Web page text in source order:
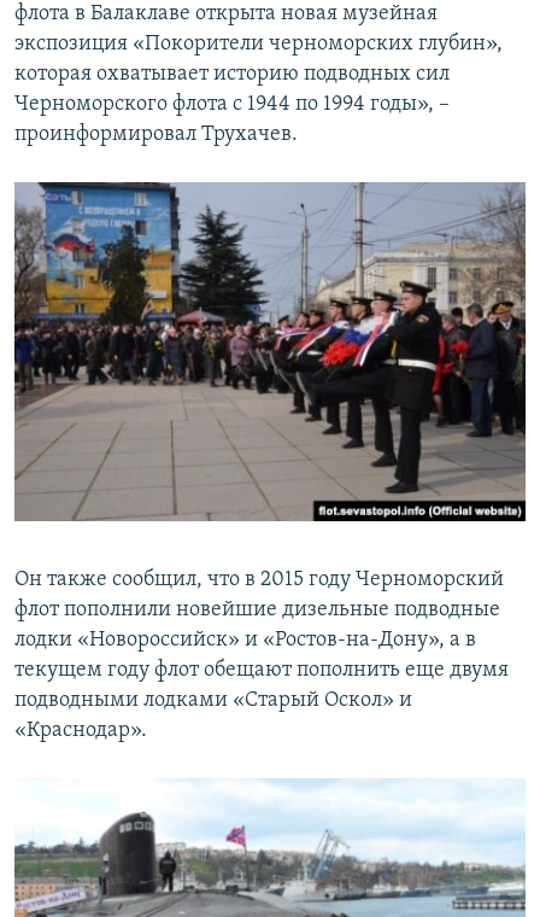
флота в Балаклаве открыта новая музейная
экспозиция «Покорители черноморских глубин»,
которая охватывает историю подводных сил
Черноморского флота с 1944 по 1994 годы», –
проинформировал Трухачев.
Он также сообщил, что в 2015 году Черноморский
флот пополнили новейшие дизельные подводные
лодки «Новороссийск» и «Ростов-на-Дону», а в
текущем году флот обещают пополнить еще двумя
подводными лодками «Старый Оскол» и
«Краснодар».